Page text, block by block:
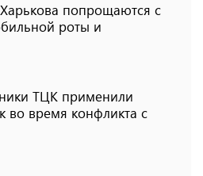
попрощаются с
роты и
ТЦК применили
во время конфликта с